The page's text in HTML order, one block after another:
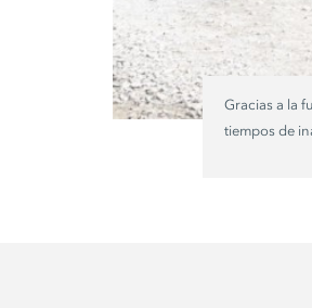
Gracias a la
tiempos de